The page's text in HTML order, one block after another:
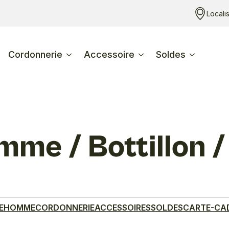
Cordonnerie Accessoire Soldes
/ Bottillon
HOMMECORDONNERIEACCESSOIRESSOLDESCARTE-